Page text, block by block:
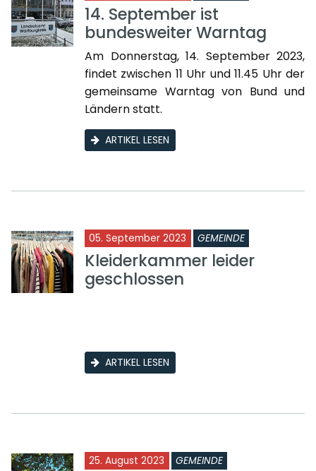
14. September ist
bundesweiter Warntag
Am Donnerstag, 14. September 2023,
findet zwischen 11 Uhr und 11.45 Uhr der
gemeinsame Warntag von Bund und
Ländern statt.
ARTIKEL LESEN
05. September 2023 GEMEINDE
Kleiderkammer leider
geschlossen
ARTIKEL LESEN
25. August 2023 GEMEINDE